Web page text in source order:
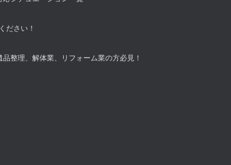
ださい！
整理、解体業、リフォーム業の方必見！